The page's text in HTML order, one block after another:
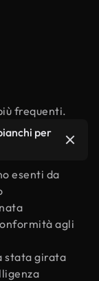
frequenti.
per
esenti da
agli
stata girata